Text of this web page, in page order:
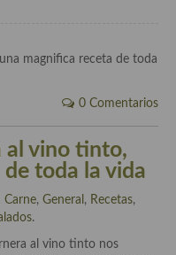
emparedados, tostas y
0 Comentarios
al vino tinto,
toda la vida
Carne, General , Recetas,
.
al vino tinto nos